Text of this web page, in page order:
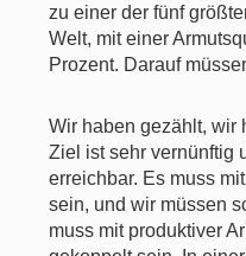
zu einer der fünf
Welt, mit einer
Prozent. Darauf
Wir haben gezählt, wir
Ziel ist sehr vernünftig
erreichbar. Es muss
sein, und wir müssen
muss mit produktiver